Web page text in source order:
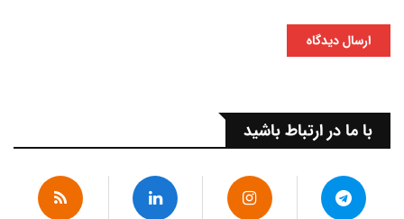
ارسال دیدگاه
با ما در ارتباط باشید